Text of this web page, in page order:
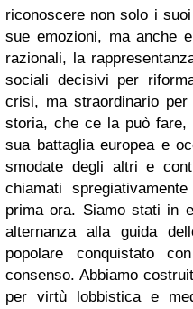
riconoscere non solo i
sue emozioni, ma anche
razionali, la
sociali decisivi per
crisi, ma straordinario
storia, che ce la può
sua battaglia europea e
smodate degli altri e
chiamati
prima ora. Siamo stati in
alternanza alla guida
popolare conquistato
consenso. Abbiamo
per virtù lobbistica e